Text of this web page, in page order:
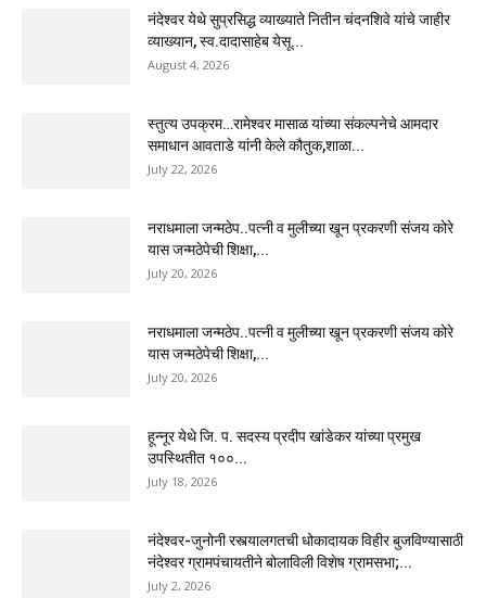
नंदेश्वर येथे सुप्रसिद्ध व्याख्याते नितीन चंदनशिवे यांचे जाहीर
व्याख्यान, स्व.दादासाहेब येसू...
August 4, 2026
स्तुत्य उपक्रम…रामेश्वर मासाळ यांच्या संकल्पनेचे आमदार
समाधान आवताडे यांनी केले कौतुक,शाळा...
July 22, 2026
नराधमाला जन्मठेप..पत्नी व मुलीच्या खून प्रकरणी संजय कोरे
यास जन्मठेपेची शिक्षा,...
July 20, 2026
नराधमाला जन्मठेप..पत्नी व मुलीच्या खून प्रकरणी संजय कोरे
यास जन्मठेपेची शिक्षा,...
July 20, 2026
हून्नूर येथे जि. प. सदस्य प्रदीप खांडेकर यांच्या प्रमुख
उपस्थितीत १००...
July 18, 2026
नंदेश्वर-जुनोनी रस्त्यालगतची धोकादायक विहीर बुजविण्यासाठी
नंदेश्वर ग्रामपंचायतीने बोलाविली विशेष ग्रामसभा;...
July 2, 2026